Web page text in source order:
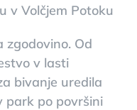
v Volčjem Potoku
zgodovino. Od
v lasti
bivanje uredila
park po površini